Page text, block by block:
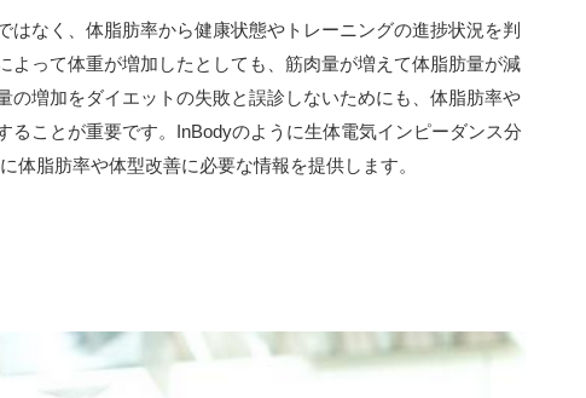
なく、体脂肪率から健康状態やトレーニングの進捗状況を判
よって体重が増加したとしても、筋肉量が増えて体脂肪量が減
の増加をダイエットの失敗と誤診しないためにも、体脂肪率や
ることが重要です。InBodyのように生体電気インピーダンス分
体脂肪率や体型改善に必要な情報を提供します。